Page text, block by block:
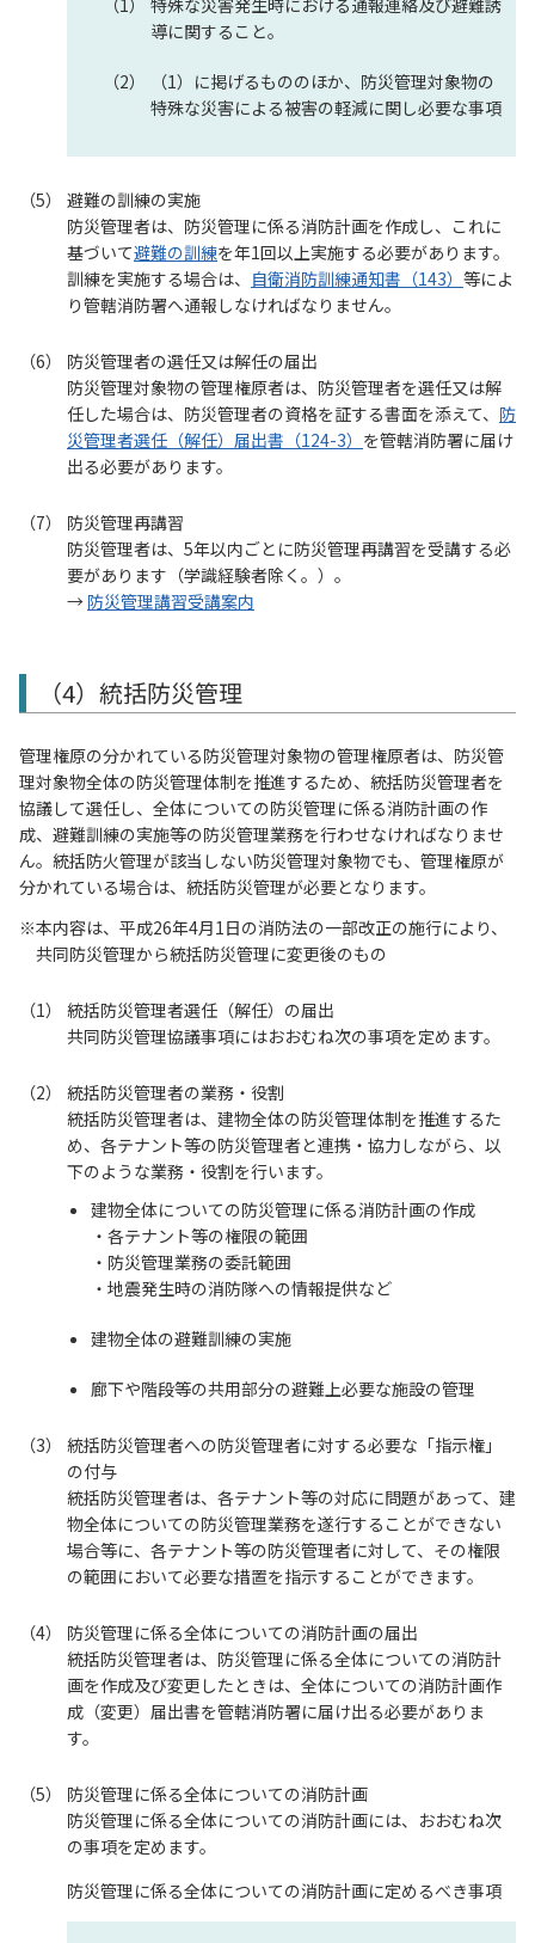
導に関すること。
（1）に掲げるもののほか、防災管理対象物の
特殊な災害による被害の軽減に関し必要な事項
避難の訓練の実施
防災管理者は、防災管理に係る消防計画を作成し、これに
基づいて避難の訓練を年1回以上実施する必要があります。
訓練を実施する場合は、 自衛消防訓練通知書（143） 等によ
り管轄消防署へ通報しなければなりません。
防災管理者の選任又は解任の届出
防災管理対象物の管理権原者は、防災管理者を選任又は解
任した場合は、防災管理者の資格を証する書面を添えて、 防
災管理者選任（解任）届出書（124-3） を管轄消防署に届け
出る必要があります。
防災管理再講習
防災管理者は、5年以内ごとに防災管理再講習を受講する必
要があります（学識経験者除く。）。
→ 防災管理講習受講案内
（4）統括防災管理
管理権原の分かれている防災管理対象物の管理権原者は、防災管
理対象物全体の防災管理体制を推進するため、統括防災管理者を
協議して選任し、全体についての防災管理に係る消防計画の作
成、避難訓練の実施等の防災管理業務を行わせなければなりませ
ん。統括防火管理が該当しない防災管理対象物でも、管理権原が
分かれている場合は、統括防災管理が必要となります。
本内容は、平成26年4月1日の消防法の一部改正の施行により、
共同防災管理から統括防災管理に変更後のもの
統括防災管理者選任（解任）の届出
共同防災管理協議事項にはおおむね次の事項を定めます。
統括防災管理者の業務・役割
統括防災管理者は、建物全体の防災管理体制を推進するた
め、各テナント等の防災管理者と連携・協力しながら、以
下のような業務・役割を行います。
建物全体についての防災管理に係る消防計画の作成
・各テナント等の権限の範囲
・防災管理業務の委託範囲
・地震発生時の消防隊への情報提供など
建物全体の避難訓練の実施
廊下や階段等の共用部分の避難上必要な施設の管理
統括防災管理者への防災管理者に対する必要な「指示権」
の付与
統括防災管理者は、各テナント等の対応に問題があって、建
物全体についての防災管理業務を遂行することができない
場合等に、各テナント等の防災管理者に対して、その権限
の範囲において必要な措置を指示することができます。
防災管理に係る全体についての消防計画の届出
統括防災管理者は、防災管理に係る全体についての消防計
画を作成及び変更したときは、全体についての消防計画作
成（変更）届出書を管轄消防署に届け出る必要がありま
す。
防災管理に係る全体についての消防計画
防災管理に係る全体についての消防計画には、おおむね次
の事項を定めます。
防災管理に係る全体についての消防計画に定めるべき事項